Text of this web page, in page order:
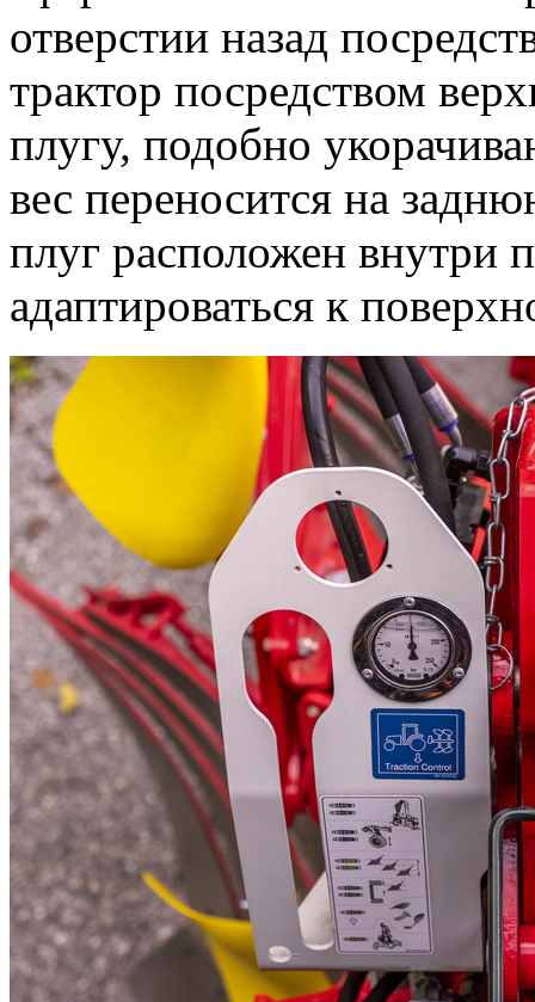
отверстии назад
трактор посредством
плугу, подобно
вес переносится на
плуг расположен внутри
адаптироваться к